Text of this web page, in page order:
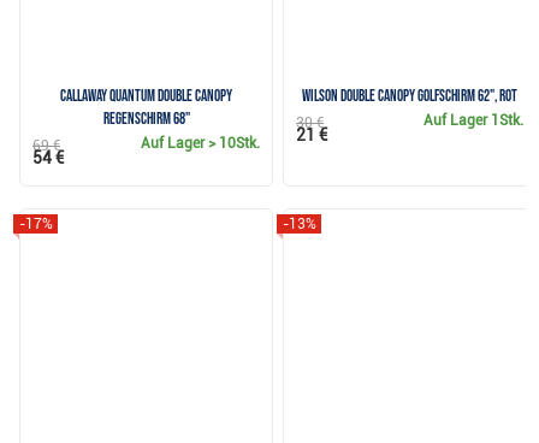
Callaway QUANTUM Double Canopy
Regenschirm 68"
Auf Lager> 10Stk.
69 €
54 €
Wilson Double Canopy Golfschirm 62", rot
Auf Lager 1Stk.
30 €
21 €
-17% -13%